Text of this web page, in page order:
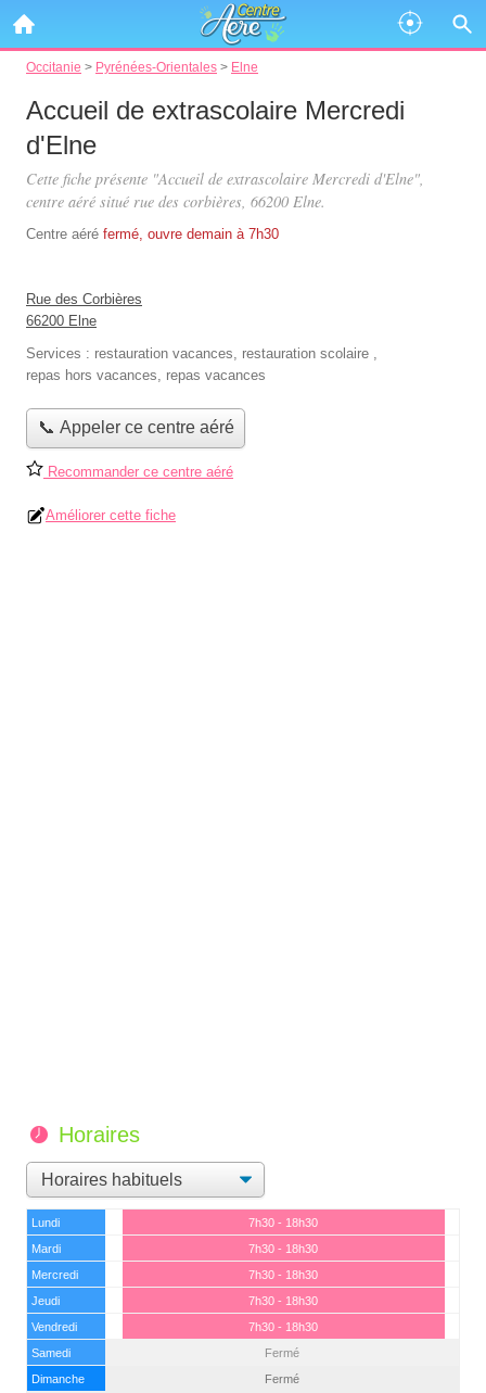
Occitanie > Pyrénées-Orientales > Elne
Accueil de extrascolaire Mercredi
d'Elne
Cette fiche présente "Accueil de extrascolaire Mercredi d'Elne",
centre aéré situé rue des corbières, 66200 Elne.
Centre aéré fermé, ouvre demain à 7h30
Rue des Corbières
66200 Elne
Services : restauration vacances, restauration scolaire ,
repas hors vacances, repas vacances
📞 Appeler ce centre aéré
Recommander ce centre aéré
Améliorer cette fiche
Horaires
Lundi
7h30 - 18h30
Mardi
7h30 - 18h30
Mercredi
7h30 - 18h30
Jeudi
7h30 - 18h30
Vendredi
7h30 - 18h30
Samedi
Fermé
Dimanche
Fermé